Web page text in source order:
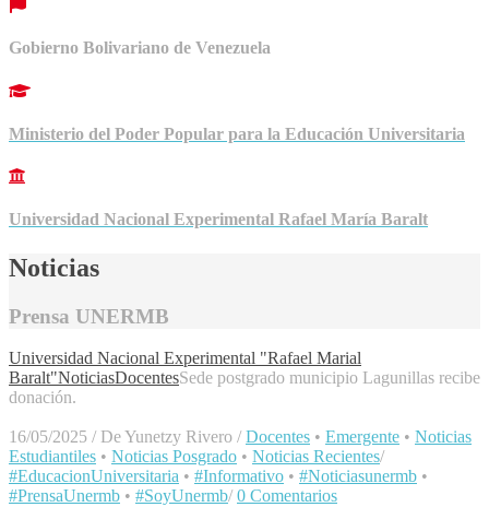
Gobierno Bolivariano de Venezuela
Ministerio del Poder Popular para la Educación Universitaria
Universidad Nacional Experimental Rafael María Baralt
Noticias
Prensa UNERMB
Universidad Nacional Experimental "Rafael Marial
Baralt"NoticiasDocentesSede postgrado municipio Lagunillas recibe
donación.
16/05/2025 / De Yunetzy Rivero / Docentes • Emergente • Noticias
Estudiantiles • Noticias Posgrado • Noticias Recientes/
#EducacionUniversitaria • #Informativo • #Noticiasunermb •
#PrensaUnermb • #SoyUnermb/ 0 Comentarios